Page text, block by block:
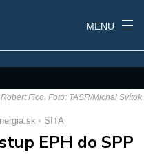
MENU
Fico. Foto: TASR/Michal Svítok
SITA
EPH do SPP